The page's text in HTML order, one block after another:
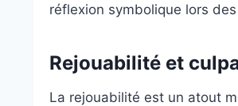
réflexion symbolique lors
Rejouabilité et
La rejouabilité est un atout